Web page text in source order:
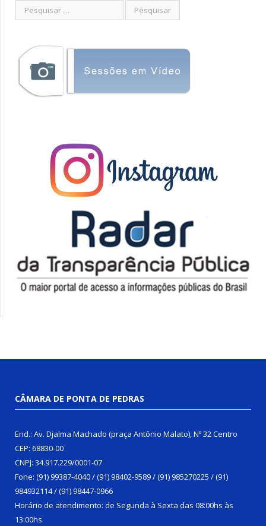
CÂMARA DE PONTA DE PEDRAS
End.: Av. Djalma Machado (praça Antônio Malato), Nº 32 Centro
CEP: 68830-00
CNPJ: 34.917.229/0001-07
Fone: (91) 99387-4040 / (91) 98402-9589 / (91) 985270225 / (91)
984932114 / (91) 98447-0966
Horário de atendimento: de Segunda à Sexta das 08:00hs às
13:00hs